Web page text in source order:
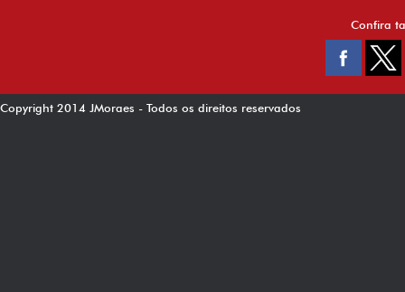
Confira
Copyright 2014 JMoraes - Todos os direitos reservados